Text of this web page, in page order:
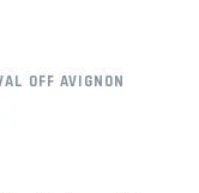
OFF AVIGNON